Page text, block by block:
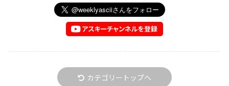
カテゴリートップへ